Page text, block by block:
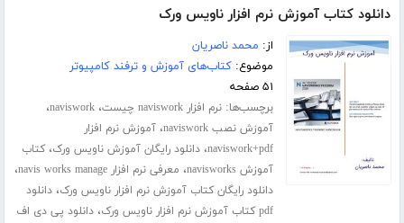
دانلود کتاب آموزش نرم افزار ناویس ورک
از: محمد ناصریان
موضوع:کتاب‌های آموزش و ترفند کامپیوتر
۵۱ صفحه
برچسب‌ها:نرم افزار naviswork چیست ،naviswork،
آموزش نصب naviswork ،آموزش نرم افزار
naviswork+pdf،دانلود رایگان آموزش ناویس ورک،کتاب
آموزش navisworks
، معرفی نرم افزار navis works manage ،
دانلود رایگان کتاب آموزش نرم افزار ناویس ورک،دانلود
pdf کتاب آموزش نرم افزار ناویس ورک
،دانلود پی دی اف